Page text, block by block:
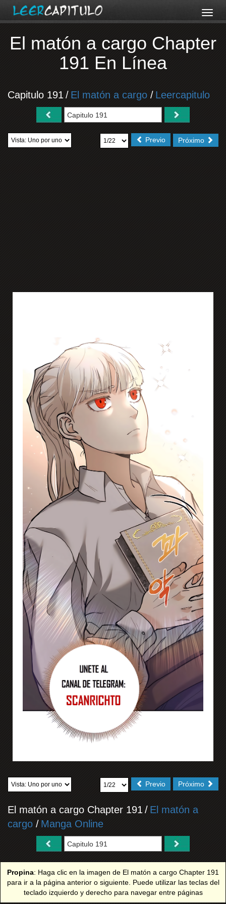
El matón a cargo Chapter
191 En Línea
Capitulo 191 / El matón a cargo / Leercapitulo
Próximo
Previo
Próximo
Previo
El matón a cargo Chapter 191 / El matón a
cargo / Manga Online
Propina: Haga clic en la imagen de El matón a cargo Chapter 191
para ir a la página anterior o siguiente. Puede utilizar las teclas del
teclado izquierdo y derecho para navegar entre páginas